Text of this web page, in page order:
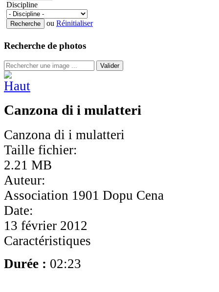
Discipline
ou Réinitialiser
Recherche de photos
Valider
Canzona di i mulatteri
Canzona di i mulatteri
Taille fichier:
2.21 MB
Auteur:
Association 1901 Dopu Cena
Date:
13 février 2012
Caractéristiques
Durée : 02:23